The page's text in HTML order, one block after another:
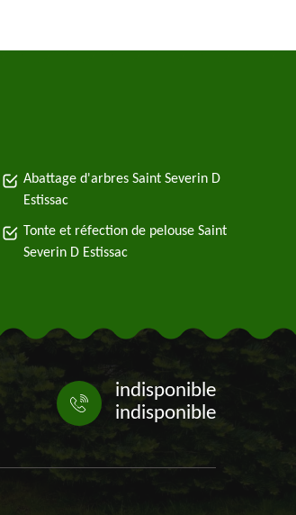
Abattage d'arbres Saint Severin D
Estissac
Tonte et réfection de pelouse Saint
Severin D Estissac
indisponible
indisponible